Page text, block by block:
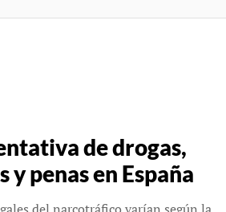
de drogas,
y penas en España